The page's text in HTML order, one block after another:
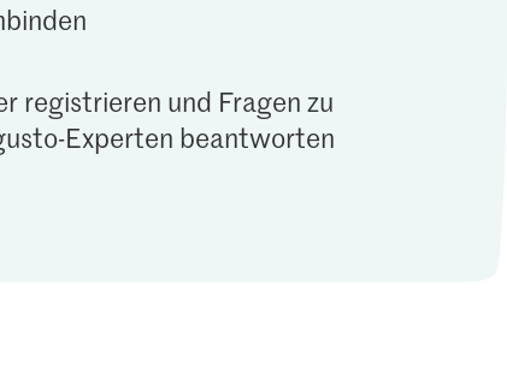
registrieren und Fragen zu
Experten beantworten